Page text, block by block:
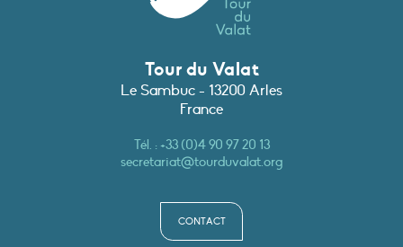
Tour du Valat
Le Sambuc - 13200 Arles
France
Tél. :+33 (0)4 90 97 20 13
secretariat@tourduvalat.org
CONTACT